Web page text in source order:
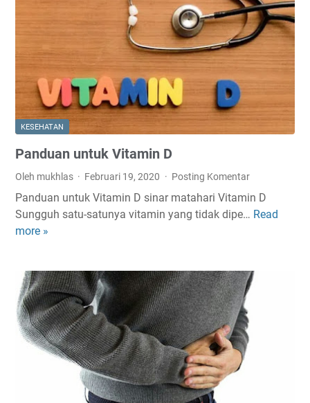
n
A
d
a
l
a
h
E
a
s
n
g
S
u
s
a
KESEHATAN
Panduan untuk Vitamin D
Oleh mukhlas Februari 19, 2020 Posting Komentar
Panduan untuk Vitamin D sinar matahari Vitamin D
Sungguh satu-satunya vitamin yang tidak dipe… Read
more »
P
u
a
n
u
n